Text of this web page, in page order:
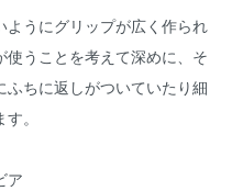
うにグリップが広く作られ
うことを考えて深めに、そ
ふちに返しがついていたり細
。
ア